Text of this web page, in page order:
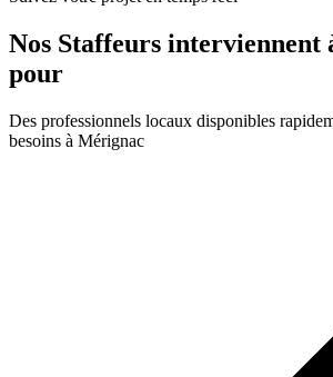
Nos Staffeurs interviennent
pour
Des professionnels locaux disponibles
besoins à Mérignac